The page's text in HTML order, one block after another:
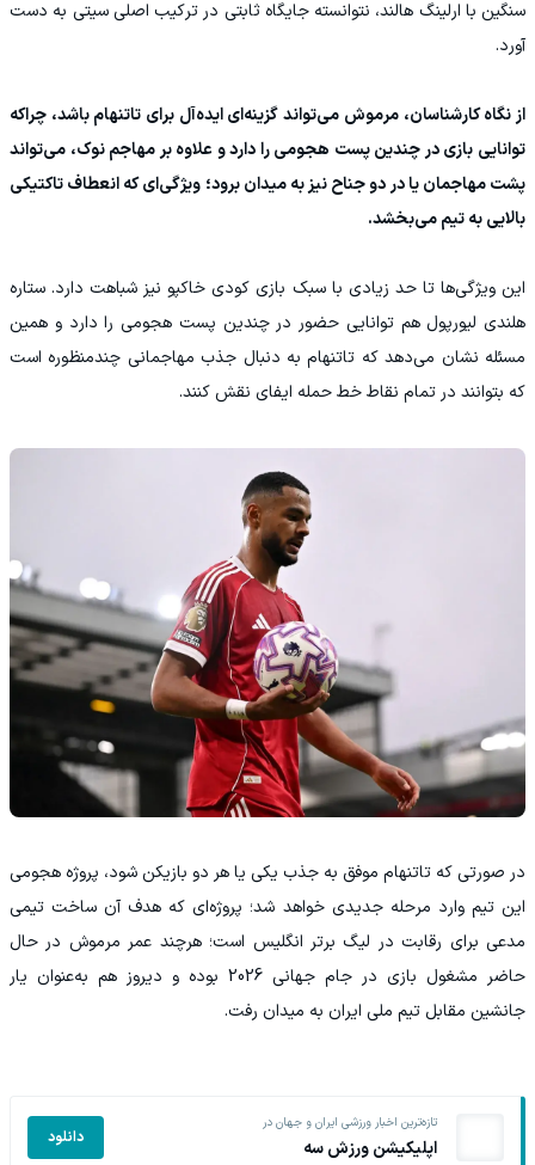
سنگین با ارلینگ هالند، نتوانسته جایگاه ثابتی در ترکیب اصلی سیتی به دست
آورد.
از نگاه کارشناسان، مرموش می‌تواند گزینه‌ای ایده‌آل برای تاتنهام باشد، چراکه
توانایی بازی در چندین پست هجومی را دارد و علاوه بر مهاجم نوک، می‌تواند
پشت مهاجمان یا در دو جناح نیز به میدان برود؛ ویژگی‌ای که انعطاف تاکتیکی
بالایی به تیم می‌بخشد.
این ویژگی‌ها تا حد زیادی با سبک بازی کودی خاکپو نیز شباهت دارد. ستاره
هلندی لیورپول هم توانایی حضور در چندین پست هجومی را دارد و همین
مسئله نشان می‌دهد که تاتنهام به دنبال جذب مهاجمانی چندمنظوره است
که بتوانند در تمام نقاط خط حمله ایفای نقش کنند.
در صورتی که تاتنهام موفق به جذب یکی یا هر دو بازیکن شود، پروژه هجومی
این تیم وارد مرحله جدیدی خواهد شد؛ پروژه‌ای که هدف آن ساخت تیمی
مدعی برای رقابت در لیگ برتر انگلیس است؛ هرچند عمر مرموش در حال
حاضر مشغول بازی در جام جهانی 2026 بوده و دیروز هم به‌عنوان یار
جانشین مقابل تیم ملی ایران به میدان رفت.
تازه‌ترین اخبار ورزشی ایران و جهان در
اپلیکیشن ورزش سه دانلود